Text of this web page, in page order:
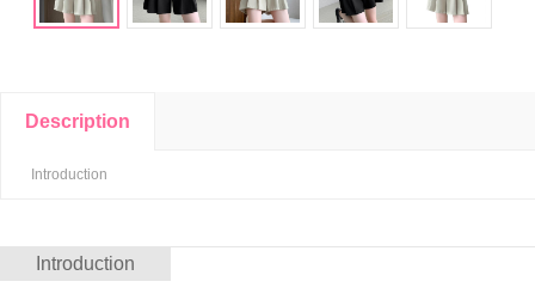
Description
Introduction
Introduction